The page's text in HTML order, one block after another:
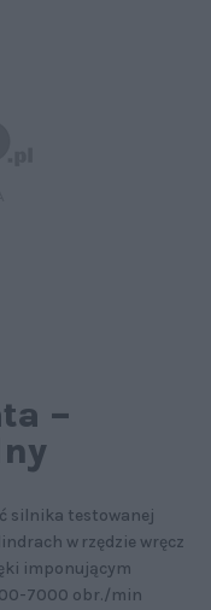
–
silnika testowanej
w rzędzie wręcz
imponującym
7000 obr./min